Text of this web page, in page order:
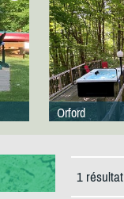
Orford
1 résultat